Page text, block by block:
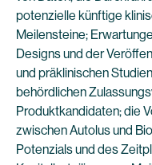
potenzielle künftige
Meilensteine;
Designs und der
und präklinischen
behördlichen
Produktkandidaten; die
zwischen Autolus und
Potenzials und des